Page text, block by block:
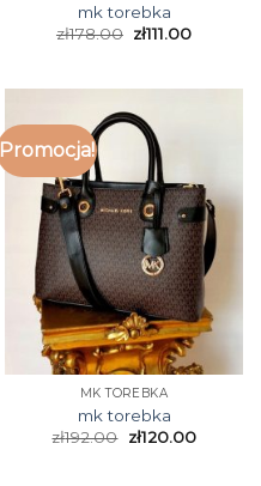
mk torebka
zł178.00 zł111.00
Promocja!
MK TOREBKA
mk torebka
zł192.00 zł120.00